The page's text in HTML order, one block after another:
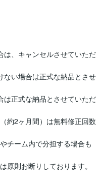
は、キャンセルさせていただ
ない場合は正式な納品とさせ
は正式な納品とさせていただ
約2ヶ月間）は無料修正回数
チーム内で分担する場合も
原則お断りしております。